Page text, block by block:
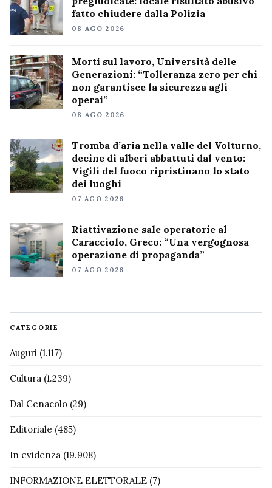
fatto chiudere dalla Polizia
08 AGO 2026
Morti sul lavoro, Università delle
Generazioni: “Tolleranza zero per chi
non garantisce la sicurezza agli
operai”
08 AGO 2026
Tromba d’aria nella valle del Volturno,
decine di alberi abbattuti dal vento:
Vigili del fuoco ripristinano lo stato
dei luoghi
07 AGO 2026
Riattivazione sale operatorie al
Caracciolo, Greco: “Una vergognosa
operazione di propaganda”
07 AGO 2026
CATEGORIE
Auguri (1.117)
Cultura (1.239)
Dal Cenacolo (29)
Editoriale (485)
In evidenza (19.908)
INFORMAZIONE ELETTORALE (7)